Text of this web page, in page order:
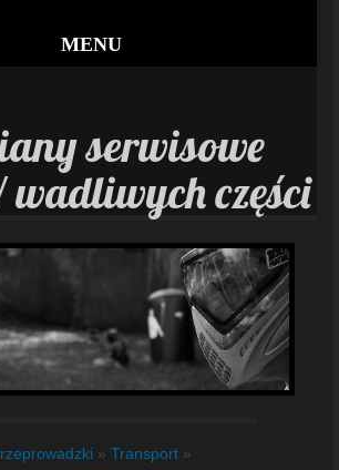
MENU
serwisowe
części
» Transport »